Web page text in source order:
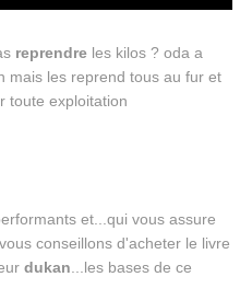
reprendreles kilos ? oda a
mais les reprend tous au fur et
toute exploitation
et...qui vous assure
conseillons d'acheter le livre
dukan ...les bases de ce